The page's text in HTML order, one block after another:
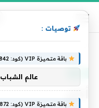
أكثر
توصيات :
باقة متميزة VIP (كود: AA86842):
عالم الشباب
باقة متميزة VIP (كود: AA35872):